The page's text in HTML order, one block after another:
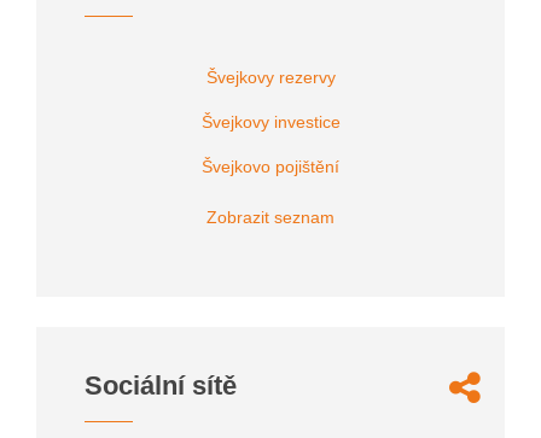
Švejkovy rezervy
Švejkovy investice
Švejkovo pojištění
Zobrazit seznam
Sociální sítě